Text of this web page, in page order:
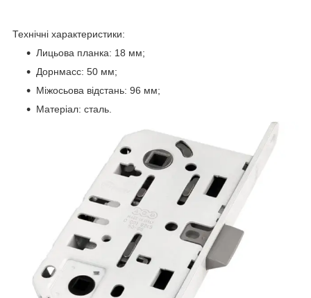
Технічні характеристики:
Лицьова планка: 18 мм;
Дорнмасс: 50 мм;
Міжосьова відстань: 96 мм;
Матеріал: сталь.